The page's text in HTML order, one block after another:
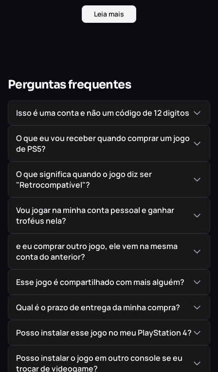
alcançar o alto da torre e desbloquear seus segredos
dos sons.
Resolva Quebra-Cabeças
antigas ruínas e suas maravilhas escondidas resolvendo
quebra-cabeças com sons, luzes e projeção de sombras,
perspectiva, plataformas e até mesmo manipulação do
tempo.
IMPORTANTE!
diretamente na PlayStation Store, a Loja Oficial da Sony,
garantindo assim a melhor procedência possível para
seu jogo em mídia digital.
Leia mais
Perguntas frequentes
Isso é uma conta e não um código de 12 digitos
O que eu vou receber quando comprar um jogo
de PS5?
O que significa quando o jogo diz ser
"Retrocompatível"?
Vou jogar na minha conta pessoal e ganhar
troféus nela?
e eu comprar outro jogo, ele vem na mesma
conta do anterior?
Esse jogo é compartilhado com mais alguém?
Qual é o prazo de entrega da minha compra?
Posso instalar esse jogo no meu PlayStation 4?
Posso instalar o jogo em outro console se eu
trocar de videogame?